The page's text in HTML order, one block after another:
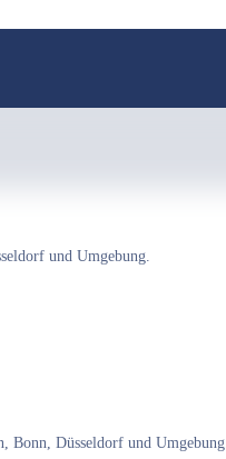
und Umgebung.
Bonn, Düsseldorf und Umgebung.